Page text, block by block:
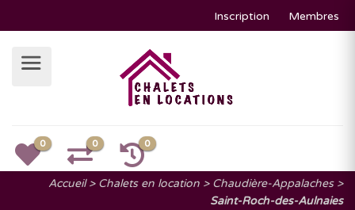
Inscription Membres
0 0 0
Accueil Chalets en location
Chaudière-Appalaches
Saint-Roch-des-Aulnaies